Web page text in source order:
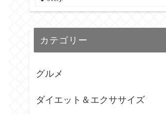
カテゴリー
グルメ
ダイエット＆エクササイズ